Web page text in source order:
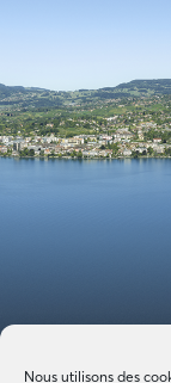
Nous utilisons des